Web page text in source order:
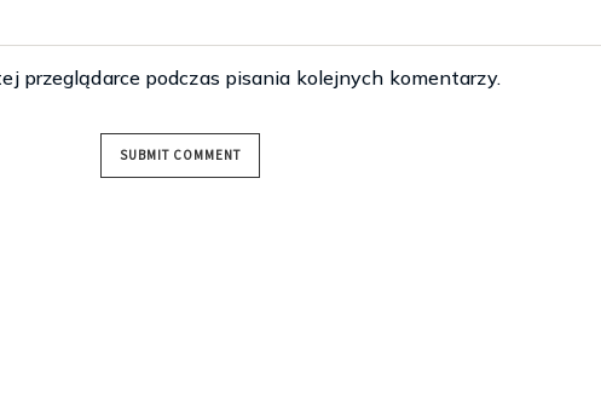
przeglądarce podczas pisania kolejnych komentarzy.